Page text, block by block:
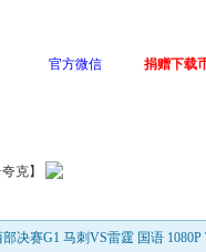
官方微信 捐赠下载
克】
决赛G1 马刺VS雷霆 国语 1080P